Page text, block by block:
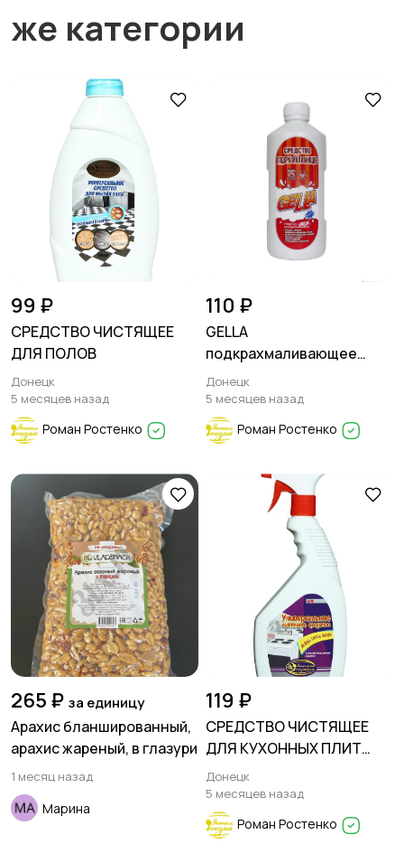
же категории
99 ₽
СРЕДСТВО ЧИСТЯЩЕЕ
ДЛЯ ПОЛОВ
Донецк
5 месяцев назад
Роман Ростенко
110 ₽
GELLA
подкрахмаливающее
средство
Донецк
5 месяцев назад
Роман Ростенко
265 ₽ за единицу
Арахис бланшированный,
арахис жареный, в глазури
1 месяц назад
Марина
119 ₽
СРЕДСТВО ЧИСТЯЩЕЕ
ДЛЯ КУХОННЫХ ПЛИТ
серия "ЭКОНОМНАЯ
ХОЗЯЙКА" - распылитель
Донецк
5 месяцев назад
Роман Ростенко